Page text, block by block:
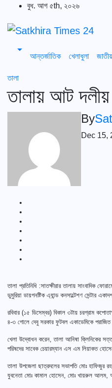
content
বুধ. আগ ৫th, ২০২৬
আন্তর্জাতিক খেলাধুলা জাতীয়
তালা
তালায় আট দলীয়
By
Dec 15,
তালা প্রতিনিধি :সাতক্ষীরার তালায় সাংবাদিক
ডুমুরিয়া ডায়গনষ্টিক এ্যান্ড কনসাল্টেশণ সেন্টার
রবিবার (১৫ ডিসেম্বর) বিকাল ৩টায় চরগ্রাম
৪-৩ গোলে দেবু সরকার ফুটবল একাডেমিকে পরাজিত
খেলা উদ্বোধন করেন, তালা আনিষা ক্লিনিকের
পরিষদের সাবেক চেয়ারম্যান এস এম লিয়াকত
তালা উপজেলা ছাত্রদলের সভাপতি মোঃ হাফিজুর
যুবনেতা মোঃ কামাল হোসেন, মোঃ খায়রুল আলম,